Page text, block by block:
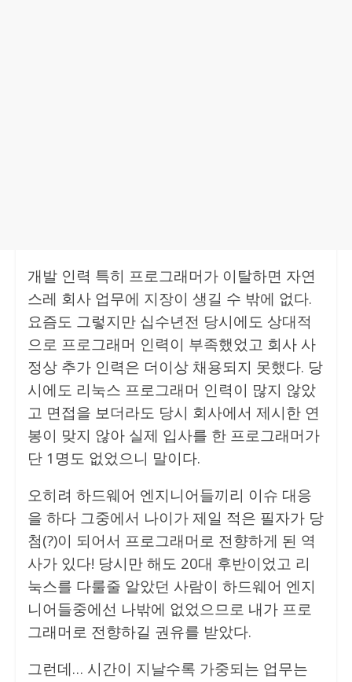
개발 인력 특히 프로그래머가 이탈하면 자연
스레 회사 업무에 지장이 생길 수 밖에 없다.
요즘도 그렇지만 십수년전 당시에도 상대적
으로 프로그래머 인력이 부족했었고 회사 사
정상 추가 인력은 더이상 채용되지 못했다. 당
시에도 리눅스 프로그래머 인력이 많지 않았
고 면접을 보더라도 당시 회사에서 제시한 연
봉이 맞지 않아 실제 입사를 한 프로그래머가
단 1명도 없었으니 말이다.
오히려 하드웨어 엔지니어들끼리 이슈 대응
을 하다 그중에서 나이가 제일 적은 필자가 당
첨(?)이 되어서 프로그래머로 전향하게 된 역
사가 있다! 당시만 해도 20대 후반이었고 리
눅스를 다룰줄 알았던 사람이 하드웨어 엔지
니어들중에선 나밖에 없었으므로 내가 프로
그래머로 전향하길 권유를 받았다.
그런데… 시간이 지날수록 가중되는 업무는